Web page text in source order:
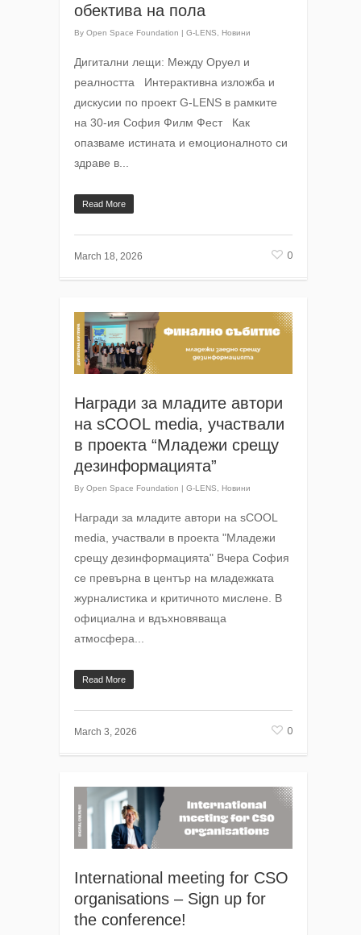
обектива на пола
By Open Space Foundation | G-LENS Новини
Дигитални лещи: Между Оруел и
реалността Интерактивна изложба и
дискусии по проект G-LENS в рамките
на 30-ия София Филм Фест Как
опазваме истината и емоционалното си
здраве в...
Read More
March 18, 2026 0
Награди за младите автори
на sCOOL media, участвали
в проекта “Младежи срещу
дезинформацията”
By Open Space Foundation | G-LENS Новини
Награди за младите автори на sCOOL
media, участвали в проекта "Младежи
срещу дезинформацията" Вчера София
се превърна в център на младежката
журналистика и критичното мислене. В
официална и вдъхновяваща
атмосфера...
Read More
March 3, 2026 0
International meeting for CSO
organisations – Sign up for
the conference!